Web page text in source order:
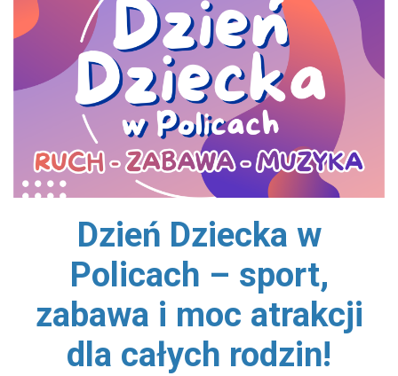
Dzień Dziecka w
Policach – sport,
zabawa i moc atrakcji
dla całych rodzin!